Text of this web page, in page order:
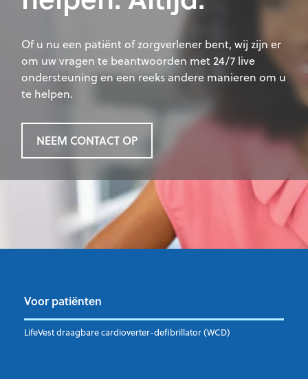
Of u nu een patiënt of zorgverlener bent, wij zijn er
om uw vragen te beantwoorden met 24/7 live
ondersteuning en een reeks andere manieren om u
te helpen.
NEEM CONTACT OP
Voor patiënten
LifeVest draagbare cardioverter-defibrillator (WCD)